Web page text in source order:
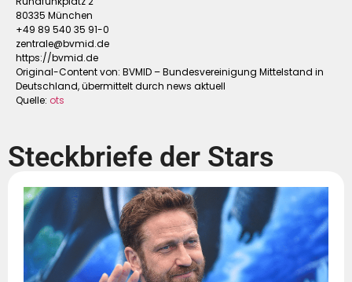
80335 München
+49 89 540 35 91-0
zentrale@bvmid.de
https://bvmid.de
Original-Content von: BVMID – Bundesvereinigung Mittelstand in
Deutschland, übermittelt durch news aktuell
Quelle: ots
Steckbriefe der Stars